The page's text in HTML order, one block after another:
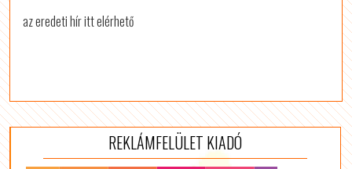
az eredeti hír itt elérhető
REKLÁMFELÜLET KIADÓ